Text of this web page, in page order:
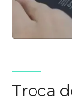
Troca